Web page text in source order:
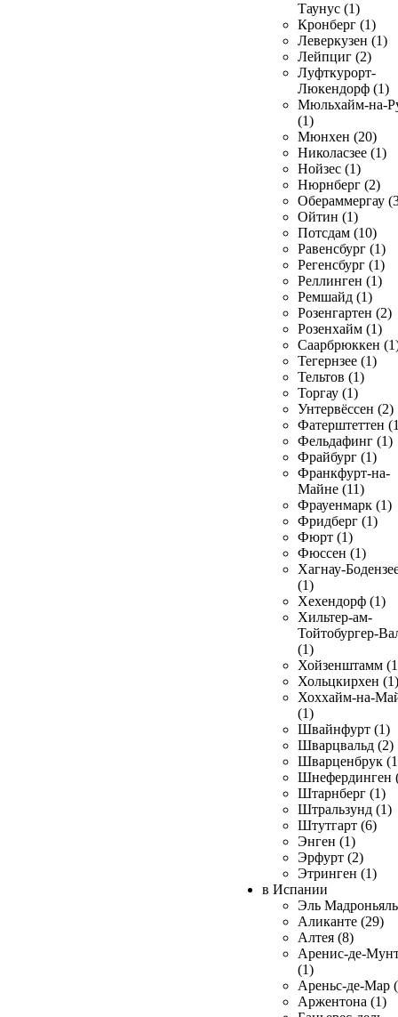
Таунус (1)
Кронберг (1)
Леверкузен (1)
Лейпциг (2)
Луфткурорт-
Люкендорф (1)
Мюльхайм-на-
(1)
Мюнхен (20)
Николасзее (1)
Нойзес (1)
Нюрнберг (2)
Обераммергау
Ойтин (1)
Потсдам (10)
Равенсбург (1)
Регенсбург (1)
Реллинген (1)
Ремшайд (1)
Розенгартен (2)
Розенхайм (1)
Саарбрюккен
Тегернзее (1)
Тельтов (1)
Торгау (1)
Унтервёссен (2)
Фатерштеттен
Фельдафинг (1)
Фрайбург (1)
Франкфурт-на-
Майне (11)
Фрауенмарк (1)
Фридберг (1)
Фюрт (1)
Фюссен (1)
Хагнау-
(1)
Хехендорф (1)
Хильтер-ам-
Тойтобургер-
(1)
Хойзенштамм
Хольцкирхен (1)
Хоххайм-на-
(1)
Швайнфурт (1)
Шварцвальд (2)
Шварценбрук
Шнефердинген
Штарнберг (1)
Штральзунд (1)
Штутгарт (6)
Энген (1)
Эрфурт (2)
Этринген (1)
в Испании
Эль
Аликанте (29)
Алтея (8)
Аренис-де-
(1)
Ареньс-де-Мар
Аржентона (1)